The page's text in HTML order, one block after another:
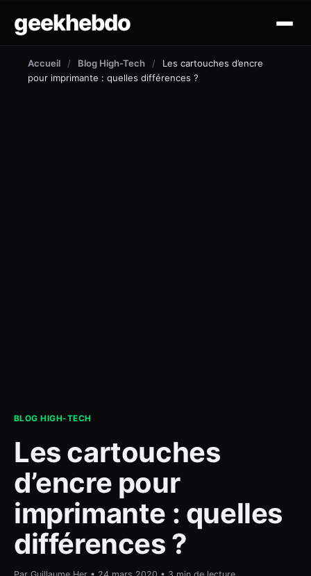
geekhebdo
actus
Accueil / Blog High-Tech /
Les cartouches d’encre
pour imprimante : quelles différences ?
BLOG HIGH-TECH
Les cartouches
d’encre pour
imprimante : quelles
différences ?